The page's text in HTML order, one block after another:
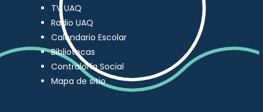
TV UAQ
Radio UAQ
Calendario Escolar
Bibliotecas
Contraloría Social
Mapa de sitio